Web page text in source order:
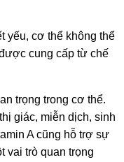
yếu, cơ thể không thể
cung cấp từ chế
trọng trong cơ thể.
giác, miễn dịch, sinh
A cũng hỗ trợ sự
vai trò quan trọng